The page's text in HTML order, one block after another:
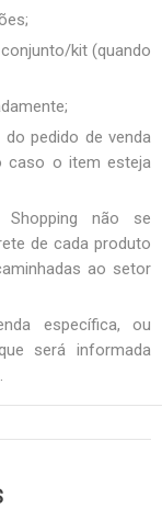
kit (quando
pedido de venda
caso o item esteja
não se
de cada produto
ao setor
específica, ou
será informada